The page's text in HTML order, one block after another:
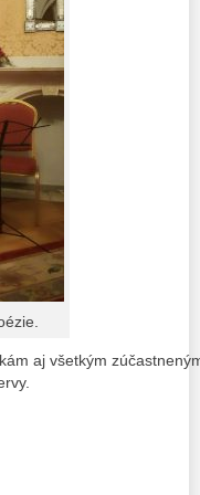
aj všetkým